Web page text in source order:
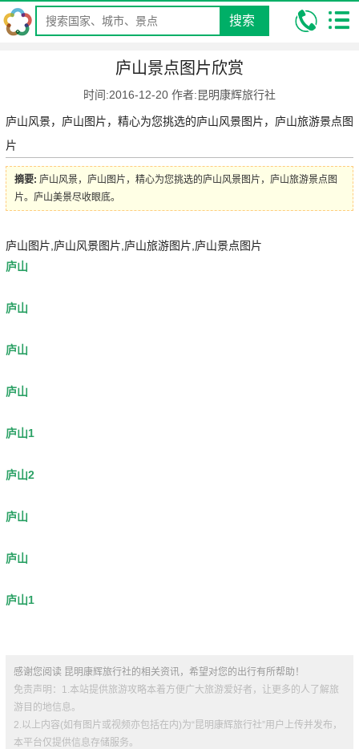
搜索
庐山景点图片欣赏
时间:2016-12-20 作者:昆明康辉旅行社
庐山风景，庐山图片，精心为您挑选的庐山风景图片，庐山旅游景点图
片
摘要: 庐山风景，庐山图片，精心为您挑选的庐山风景图片，庐山旅游景点图
片。庐山美景尽收眼底。
庐山图片,庐山风景图片,庐山旅游图片,庐山景点图片
庐山
庐山
庐山
庐山
庐山1
庐山2
庐山
庐山
庐山1
感谢您阅读 昆明康辉旅行社的相关资讯，希望对您的出行有所帮助！
免责声明：1.本站提供旅游攻略本着方便广大旅游爱好者，让更多的人了解旅
游目的地信息。
2.以上内容(如有图片或视频亦包括在内)为“昆明康辉旅行社”用户上传并发布，
本平台仅提供信息存储服务。